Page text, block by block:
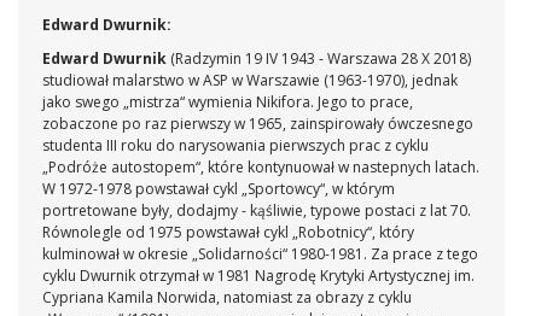
Edward Dwurnik:
Edward Dwurnik (Radzymin 19 IV 1943 - Warszawa 28 X 2018)
studiował malarstwo w ASP w Warszawie (1963-1970), jednak
jako swego „mistrza“ wymienia Nikifora. Jego to prace,
zobaczone po raz pierwszy w 1965, zainspirowały ówczesnego
studenta III roku do narysowania pierwszych prac z cyklu
„Podróże autostopem“, które kontynuował w nastepnych latach.
W 1972-1978 powstawał cykl „Sportowcy“, w którym
portretowane były, dodajmy - kąśliwie, typowe postaci z lat 70.
Równolegle od 1975 powstawał cykl „Robotnicy“, który
kulminował w okresie „Solidarności“ 1980-1981. Za prace z tego
cyklu Dwurnik otrzymał w 1981 Nagrodę Krytyki Artystycznej im.
Cypriana Kamila Norwida, natomiast za obrazy z cyklu